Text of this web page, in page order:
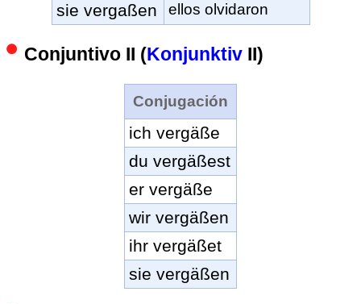
sie vergaßen ellos olvidaron
Conjuntivo II (Konjunktiv II)
Conjugación
ich vergäße
du vergäßest
er vergäße
wir vergäßen
ihr vergäßet
sie vergäßen